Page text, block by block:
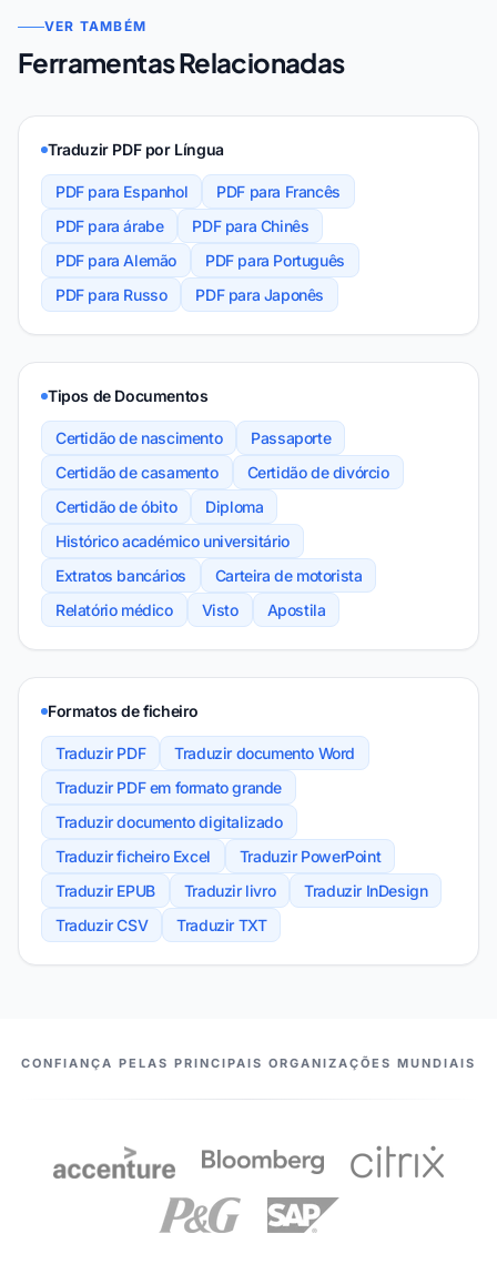
VER TAMBÉM
Ferramentas Relacionadas
Traduzir PDF por Língua
PDF para Espanhol
PDF para Francês
PDF para árabe
PDF para Chinês
PDF para Alemão
PDF para Português
PDF para Russo
PDF para Japonês
Tipos de Documentos
Certidão de nascimento
Passaporte
Certidão de casamento
Certidão de divórcio
Certidão de óbito
Diploma
Histórico académico universitário
Extratos bancários
Carteira de motorista
Relatório médico
Visto Apostila
Formatos de ficheiro
Traduzir PDF
Traduzir documento Word
Traduzir PDF em formato grande
Traduzir documento digitalizado
Traduzir ficheiro Excel
Traduzir PowerPoint
Traduzir EPUB
Traduzir livro
Traduzir InDesign
Traduzir CSV
Traduzir TXT
OS NOSSOS PARCEIROS
CONFIANÇA PELAS PRINCIPAIS ORGANIZAÇÕES MUNDIAIS